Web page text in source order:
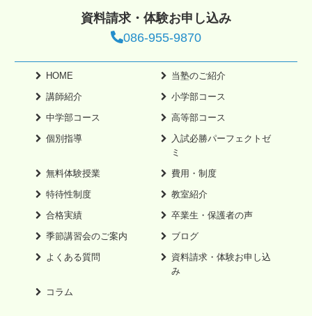
資料請求・体験お申し込み
086-955-9870
HOME
当塾のご紹介
講師紹介
小学部コース
中学部コース
高等部コース
個別指導
入試必勝パーフェクトゼ
ミ
無料体験授業
費用・制度
特待性制度
教室紹介
合格実績
卒業生・保護者の声
季節講習会のご案内
ブログ
よくある質問
資料請求・体験お申し込
み
コラム